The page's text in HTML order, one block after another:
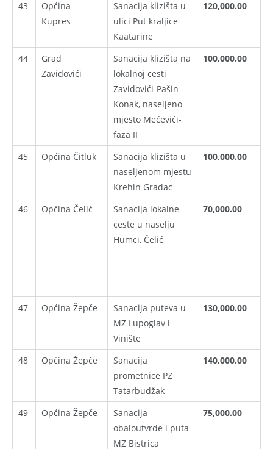
43
Općina
Kupres
Sanacija klizišta u
ulici Put kraljice
Kaatarine
120,000.00
44
Grad
Zavidovići
Sanacija klizišta na
lokalnoj cesti
Zavidovići-Pašin
Konak, naseljeno
mjesto Mećevići-
faza II
100,000.00
45 Općina Čitluk
Sanacija klizišta u
naseljenom mjestu
Krehin Gradac
100,000.00
46 Općina Čelić
Sanacija lokalne
ceste u naselju
Humci, Čelić
70,000.00
47 Općina Žepče
Sanacija puteva u
MZ Lupoglav i
Vinište
130,000.00
48 Općina Žepče
Sanacija
prometnice PZ
Tatarbudžak
140,000.00
49 Općina Žepče
Sanacija
obaloutvrde i puta
MZ Bistrica
75,000.00